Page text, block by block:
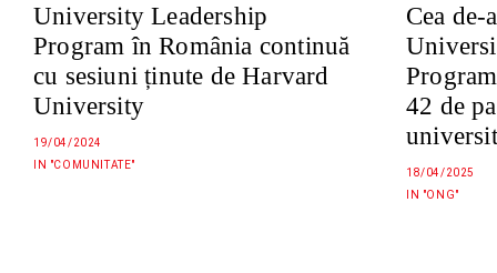
University Leadership
Program în România continuă
cu sesiuni ținute de Harvard
University
19/04/2024
IN "COMUNITATE"
Cea de-
42 de
18/04/2025
IN "ONG"